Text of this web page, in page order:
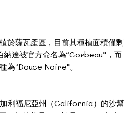
於薩瓦產區，目前其種植面積僅剩
納達被官方命名為“Corbeau”，而
為“Douce Noire”。
利福尼亞州（California）的沙幫